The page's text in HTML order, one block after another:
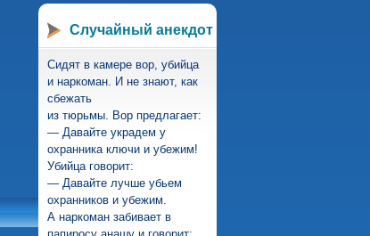
Случайный анекдот
Сидят в камере вор, убийца
и наркоман. И не знают, как
сбежать
из тюрьмы. Вор предлагает:
— Давайте украдем у
охранника ключи и убежим!
Убийца говорит:
— Давайте лучше убьем
охранников и убежим.
А наркоман забивает в